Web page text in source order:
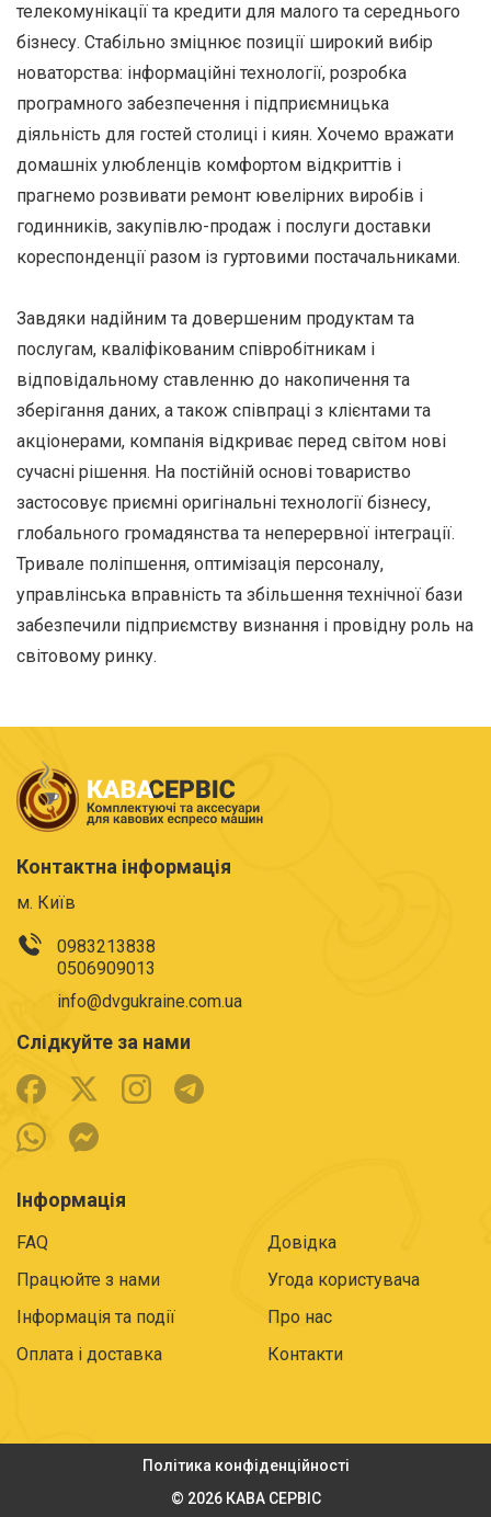
телекомунікації та кредити для малого та середнього
бізнесу. Стабільно зміцнює позиції широкий вибір
новаторства: інформаційні технології, розробка
програмного забезпечення і підприємницька
діяльність для гостей столиці і киян. Хочемо вражати
домашніх улюбленців комфортом відкриттів і
прагнемо розвивати ремонт ювелірних виробів і
годинників, закупівлю-продаж і послуги доставки
кореспонденції разом із гуртовими постачальниками.
Завдяки надійним та довершеним продуктам та
послугам, кваліфікованим співробітникам і
відповідальному ставленню до накопичення та
зберігання даних, а також співпраці з клієнтами та
акціонерами, компанія відкриває перед світом нові
сучасні рішення. На постійній основі товариство
застосовує приємні оригінальні технології бізнесу,
глобального громадянства та неперервної інтеграції.
Тривале поліпшення, оптимізація персоналу,
управлінська вправність та збільшення технічної бази
забезпечили підприємству визнання і провідну роль на
світовому ринку.
Контактна інформація
м. Київ
0983213838
0506909013
info@dvgukraine.com.ua
Слідкуйте за нами
Інформація
FAQ
Довідка
Працюйте з нами
Угода користувача
Інформація та події
Про нас
Оплата і доставка
Контакти
© 2026 КАВА СЕРВІС
Політика конфіденційності